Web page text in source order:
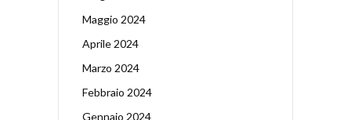
Maggio 2024
Aprile 2024
Marzo 2024
Febbraio 2024
Gennaio 2024